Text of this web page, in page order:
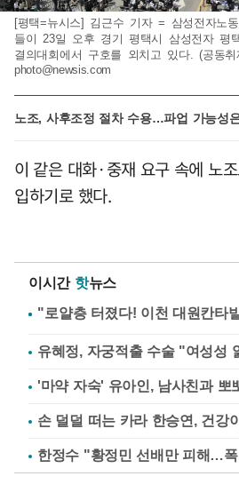
[평택=뉴시스] 김근수 기자 = 삼성전자노
들이 23일 오후 경기 평택시 삼성전자 평
결의대회에서 구호를 외치고 있다. (공동취
photo@newsis.com
노조, 사후조정 절차 수용…파업 가능성
이 같은 대화·중재 요구 속에 노
입하기로 했다.
이시간 핫뉴스
유혜정, 자궁적출 수술 "여성성
'마약 자숙' 유아인, 남사친과 뽀
손 덜덜 떠는 카라 한승연, 건강
한정수 "황정민 선배만 피해…